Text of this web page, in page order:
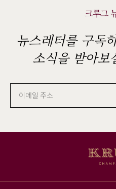
크루그
뉴스레터를 구독
소식을 받아
이
메
일
주
소